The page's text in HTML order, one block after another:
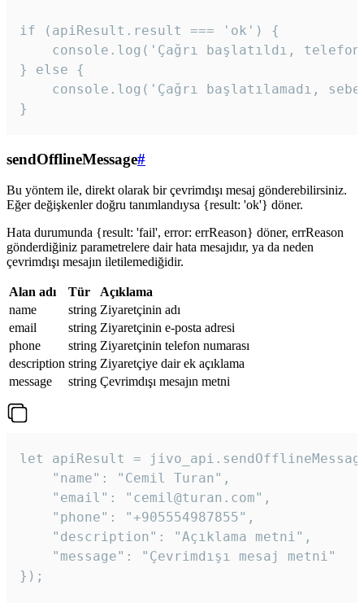
if (apiResult.result === 'ok') {
console.log('Çağrı başlatıldı,
} else {
console.log('Çağrı başlatılamadı,
}
sendOfflineMessage#
Bu yöntem ile, direkt olarak bir çevrimdışı mesaj gönderebilirsiniz.
Eğer değişkenler doğru tanımlandıysa {result: 'ok'} döner.
Hata durumunda {result: 'fail', error: errReason} döner, errReason
gönderdiğiniz parametrelere dair hata mesajıdır, ya da neden
çevrimdışı mesajın iletilemediğidir.
Alan adı Tür
Açıklama
name
string Ziyaretçinin adı
email
string Ziyaretçinin e-posta adresi
phone
string Ziyaretçinin telefon numarası
description string Ziyaretçiye dair ek açıklama
message
string Çevrimdışı mesajın metni
let apiResult =
    "name": "Cemil Turan",
    "email": "cemil@turan.com",
    "phone": "+905554987855",
    "description": "Açıklama metni",
    "message": "Çevrimdışı mesaj metni"
});